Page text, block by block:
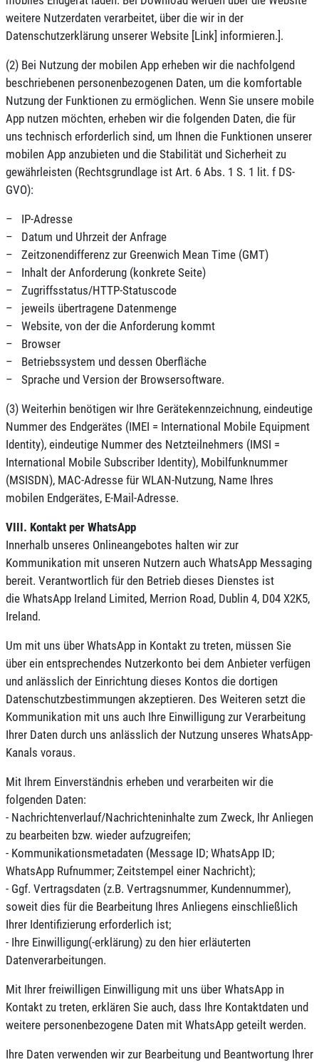
weitere Nutzerdaten verarbeitet, über die wir in der
Datenschutzerklärung unserer Website [Link] informieren.].
(2) Bei Nutzung der mobilen App erheben wir die nachfolgend
beschriebenen personenbezogenen Daten, um die komfortable
Nutzung der Funktionen zu ermöglichen. Wenn Sie unsere mobile
App nutzen möchten, erheben wir die folgenden Daten, die für
uns technisch erforderlich sind, um Ihnen die Funktionen unserer
mobilen App anzubieten und die Stabilität und Sicherheit zu
gewährleisten (Rechtsgrundlage ist Art. 6 Abs. 1 S. 1 lit. f DS-
GVO):
– IP-Adresse
– Datum und Uhrzeit der Anfrage
– Zeitzonendifferenz zur Greenwich Mean Time (GMT)
– Inhalt der Anforderung (konkrete Seite)
– Zugriffsstatus/HTTP-Statuscode
– jeweils übertragene Datenmenge
– Website, von der die Anforderung kommt
– Browser
– Betriebssystem und dessen Oberfläche
– Sprache und Version der Browsersoftware.
(3) Weiterhin benötigen wir Ihre Gerätekennzeichnung, eindeutige
Nummer des Endgerätes (IMEI = International Mobile Equipment
Identity), eindeutige Nummer des Netzteilnehmers (IMSI =
International Mobile Subscriber Identity), Mobilfunknummer
(MSISDN), MAC-Adresse für WLAN-Nutzung, Name Ihres
mobilen Endgerätes, E-Mail-Adresse.
VIII. Kontakt per WhatsApp
Innerhalb unseres Onlineangebotes halten wir zur
Kommunikation mit unseren Nutzern auch WhatsApp Messaging
bereit. Verantwortlich für den Betrieb dieses Dienstes ist
die WhatsApp Ireland Limited, Merrion Road, Dublin 4, D04 X2K5,
Ireland.
Um mit uns über WhatsApp in Kontakt zu treten, müssen Sie
über ein entsprechendes Nutzerkonto bei dem Anbieter verfügen
und anlässlich der Einrichtung dieses Kontos die dortigen
Datenschutzbestimmungen akzeptieren. Des Weiteren setzt die
Kommunikation mit uns auch Ihre Einwilligung zur Verarbeitung
Ihrer Daten durch uns anlässlich der Nutzung unseres WhatsApp-
Kanals voraus.
Mit Ihrem Einverständnis erheben und verarbeiten wir die
folgenden Daten:
- Nachrichtenverlauf/Nachrichteninhalte zum Zweck, Ihr Anliegen
zu bearbeiten bzw. wieder aufzugreifen;
- Kommunikationsmetadaten (Message ID; WhatsApp ID;
WhatsApp Rufnummer; Zeitstempel einer Nachricht);
- Ggf. Vertragsdaten (z.B. Vertragsnummer, Kundennummer),
soweit dies für die Bearbeitung Ihres Anliegens einschließlich
Ihrer Identifizierung erforderlich ist;
- Ihre Einwilligung(-erklärung) zu den hier erläuterten
Datenverarbeitungen.
Mit Ihrer freiwilligen Einwilligung mit uns über WhatsApp in
Kontakt zu treten, erklären Sie auch, dass Ihre Kontaktdaten und
weitere personenbezogene Daten mit WhatsApp geteilt werden.
Ihre Daten verwenden wir zur Bearbeitung und Beantwortung Ihrer